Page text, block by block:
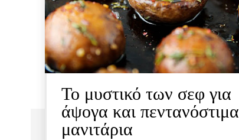
Το μυστικό των σεφ για
άψογα και πεντανόστιμα
μανιτάρια